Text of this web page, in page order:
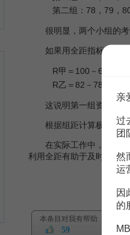
第二组：78，79，
很明显，两个小组的考
如果用全距指标来衡量
R甲＝100－60＝40
R乙＝82－78＝4（
这说明第一组资料的
根据组距计算极差，是
在实际工作中，全距常
利用全距有助于及时发现
本条目对我有帮助
59
亲
过
团
然
运
因
的